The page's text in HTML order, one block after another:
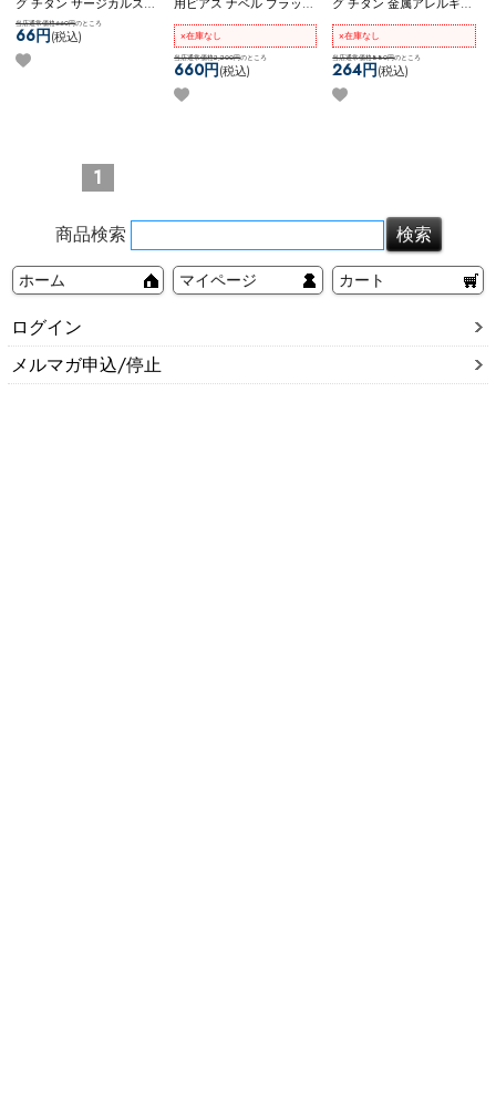
ンレス 金属アレルギー対
応 14G 16G 18G シンプル
可愛い ネコポスOK
ティブビーズリング (ロー
当店通常価格660円のところ
66円(税込)
イヤモンド フューシャ レ
ッド ピンク ネコポスOK
ダブルジュエルナベル (ブ
ラック)
×在庫なし
当店通常価格2,200円のところ
660円(税込)
ル ネコポスOK
キャプティブビーズリン
グ
×在庫なし
当店通常価格880円のところ
264円(税込)
1
商品検索
ホーム マイページ カート
ログイン
メルマガ申込/停止